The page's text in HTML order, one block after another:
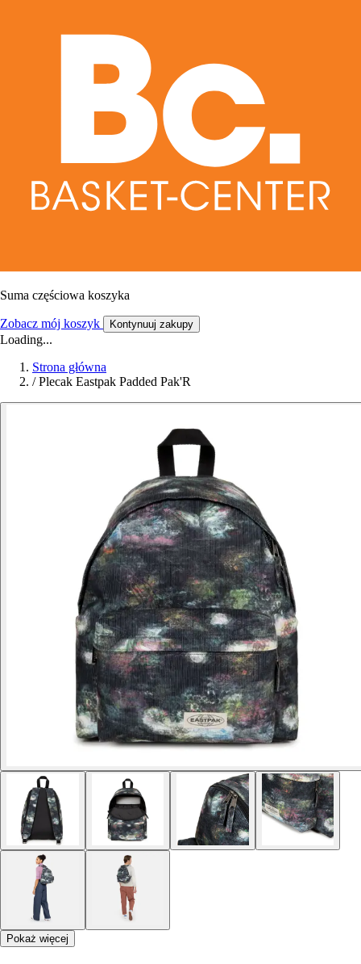
Suma częściowa koszyka
Zobacz mój koszyk Kontynuuj zakupy
Loading...
Strona główna
/ Plecak Eastpak Padded Pak'R
Pokaż więcej